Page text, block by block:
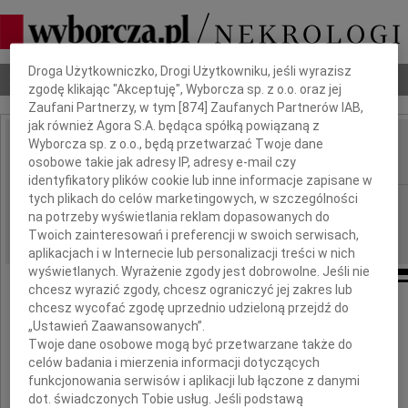
Nekrologi Odeszli Poradnik pogrzebowy
IMIĘ I NAZWISKO: Stanisław Mlekodaj
REGION: cała Polska
DATA EMISJI: 28.12.2021
Z głębokim smutkiem i żalem
przyjęliśmy wiadomość o śmierci
Dbamy o Twoją prywatność
Droga Użytkowniczko, Drogi Użytkowniku, jeśli wyrazisz
zgodę klikając "Akceptuję", Wyborcza sp. z o.o. oraz jej
Zaufani Partnerzy, w tym [874] Zaufanych Partnerów IAB,
jak również Agora S.A. będąca spółką powiązaną z
Wyborcza sp. z o.o., będą przetwarzać Twoje dane
osobowe takie jak adresy IP, adresy e-mail czy
identyfikatory plików cookie lub inne informacje zapisane w
tych plikach do celów marketingowych, w szczególności
na potrzeby wyświetlania reklam dopasowanych do
Twoich zainteresowań i preferencji w swoich serwisach,
aplikacjach i w Internecie lub personalizacji treści w nich
wyświetlanych. Wyrażenie zgody jest dobrowolne. Jeśli nie
chcesz wyrazić zgody, chcesz ograniczyć jej zakres lub
chcesz wycofać zgodę uprzednio udzieloną przejdź do
„Ustawień Zaawansowanych”.
Twoje dane osobowe mogą być przetwarzane także do
celów badania i mierzenia informacji dotyczących
funkcjonowania serwisów i aplikacji lub łączone z danymi
dot. świadczonych Tobie usług. Jeśli podstawą